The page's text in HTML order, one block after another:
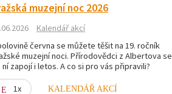
muzejní noc 2026
Kalendář akcí
června se můžete těšit na 19. ročník
muzejní noci. Přírodovědci z Albertova se
ní zapojí i letos. A co si pro vás připravili?
1x KALENDÁŘ AKCÍ